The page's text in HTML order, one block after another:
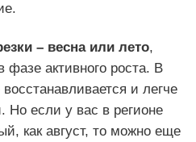
– весна или лето,
фазе активного роста. В
и легче
Но если у вас в регионе
как август, то можно еще